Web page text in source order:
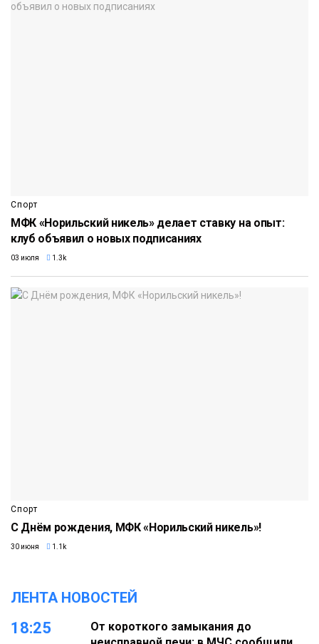
Спорт
МФК «Норильский никель» делает ставку на опыт:
клуб объявил о новых подписаниях
03 июля 1.3k
Спорт
С Днём рождения, МФК «Норильский никель»!
30 июня 1.1k
ЛЕНТА НОВОСТЕЙ
18:25
От короткого замыкания до